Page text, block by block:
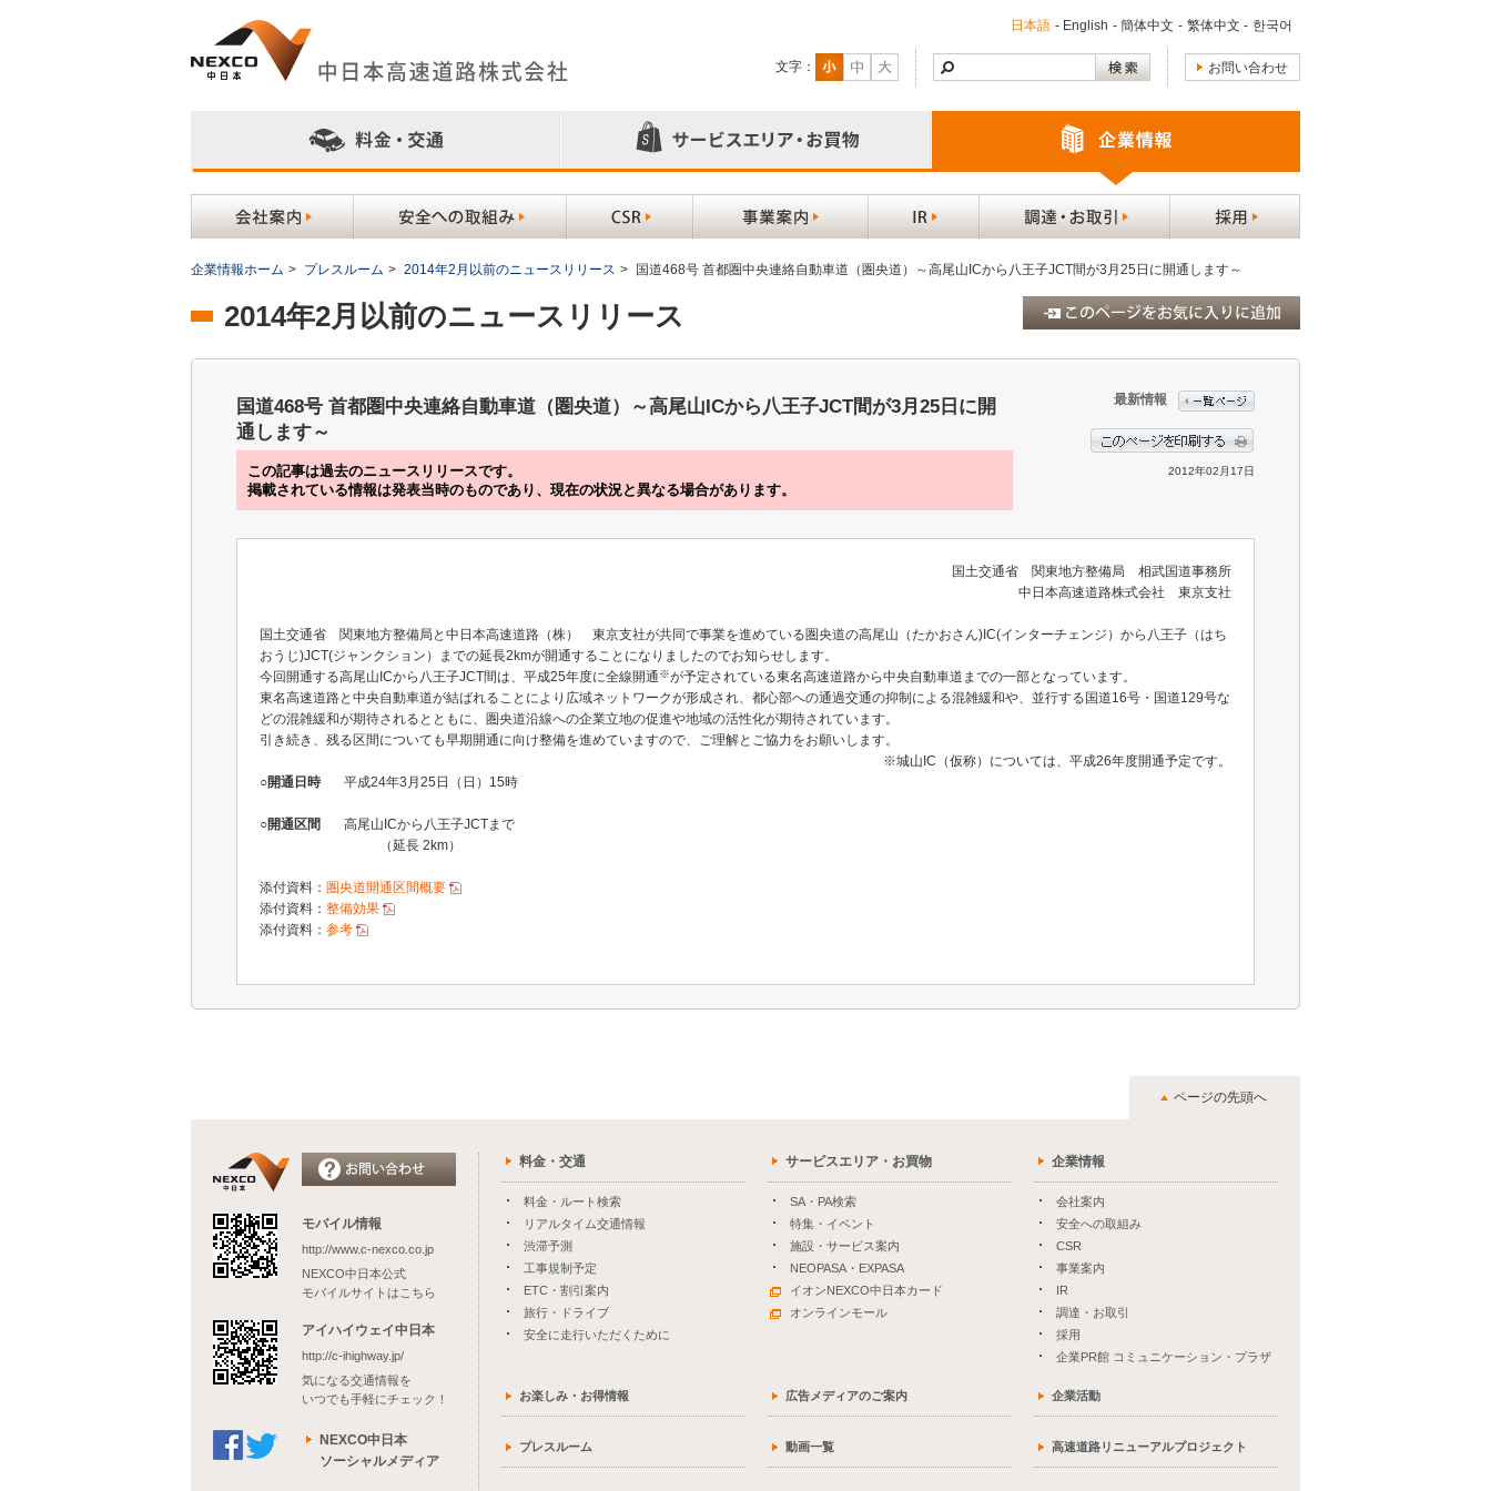
日本語 - English - 簡体中文 - 繁体中文 - 한국어
文字： お問い合わせ
企業情報ホーム > プレスルーム > 2014年2月以前のニュースリリース > 国道468号 首都圏中央連絡自動車道（圏央道）～高尾山ICから八王子JCT間が3月25日に開通します～
2014年2月以前のニュースリリース
国道468号 首都圏中央連絡自動車道（圏央道）～高尾山ICから八王子JCT間が3月25日に開
通します～
この記事は過去のニュースリリースです。
掲載されている情報は発表当時のものであり、現在の状況と異なる場合があります。
最新情報
2012年02月17日
国土交通省 関東地方整備局 相武国道事務所
中日本高速道路株式会社 東京支社
国土交通省 関東地方整備局と中日本高速道路（株） 東京支社が共同で事業を進めている圏央道の高尾山（たかおさん)IC(インターチェンジ）から八王子（はち
おうじ)JCT(ジャンクション）までの延長2kmが開通することになりましたのでお知らせします。
今回開通する高尾山ICから八王子JCT間は、平成25年度に全線開通※が予定されている東名高速道路から中央自動車道までの一部となっています。
東名高速道路と中央自動車道が結ばれることにより広域ネットワークが形成され、都心部への通過交通の抑制による混雑緩和や、並行する国道16号・国道129号な
どの混雑緩和が期待されるとともに、圏央道沿線への企業立地の促進や地域の活性化が期待されています。
引き続き、残る区間についても早期開通に向け整備を進めていますので、ご理解とご協力をお願いします。
※城山IC（仮称）については、平成26年度開通予定です。
○開通日時平成24年3月25日（日）15時
○開通区間 高尾山ICから八王子JCTまで
（延長 2km）
添付資料： 圏央道開通区間概要
添付資料： 整備効果
添付資料： 参考
ページの先頭へ
モバイル情報
http://www.c-nexco.co.jp
NEXCO中日本公式
モバイルサイトはこちら
アイハイウェイ中日本
http://c-ihighway.jp/
気になる交通情報を
いつでも手軽にチェック！
NEXCO中日本
ソーシャルメディア
料金・交通
料金・ルート検索
リアルタイム交通情報
渋滞予測
工事規制予定
ETC・割引案内
旅行・ドライブ
安全に走行いただくために
サービスエリア・お買物
SA・PA検索
特集・イベント
施設・サービス案内
NEOPASA・EXPASA
イオンNEXCO中日本カード
オンラインモール
企業情報
会社案内
安全への取組み
CSR
事業案内
IR
調達・お取引
採用
企業PR館 コミュニケーション・プラザ
お楽しみ・お得情報 広告メディアのご案内 企業活動
プレスルーム 動画一覧 高速道路リニューアルプロジェクト